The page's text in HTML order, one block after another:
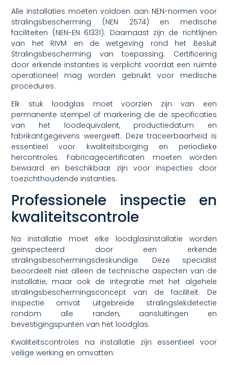
Alle installaties moeten voldoen aan NEN-normen voor
stralingsbescherming (NEN 2574) en medische
faciliteiten (NEN-EN 61331). Daarnaast zijn de richtlijnen
van het RIVM en de wetgeving rond het Besluit
Stralingsbescherming van toepassing. Certificering
door erkende instanties is verplicht voordat een ruimte
operationeel mag worden gebruikt voor medische
procedures.
Elk stuk loodglas moet voorzien zijn van een
permanente stempel of markering die de specificaties
van het loodequivalent, productiedatum en
fabrikantgegevens weergeeft. Deze traceerbaarheid is
essentieel voor kwaliteitsborging en periodieke
hercontroles. Fabricagecertificaten moeten worden
bewaard en beschikbaar zijn voor inspecties door
toezichthoudende instanties.
Professionele inspectie en
kwaliteitscontrole
Na installatie moet elke loodglasinstallatie worden
geïnspecteerd door een erkende
stralingsbeschermingsdeskundige. Deze specialist
beoordeelt niet alleen de technische aspecten van de
installatie, maar ook de integratie met het algehele
stralingsbeschermingsconcept van de faciliteit. De
inspectie omvat uitgebreide stralingslekdetectie
rondom alle randen, aansluitingen en
bevestigingspunten van het loodglas.
Kwaliteitscontroles na installatie zijn essentieel voor
veilige werking en omvatten: